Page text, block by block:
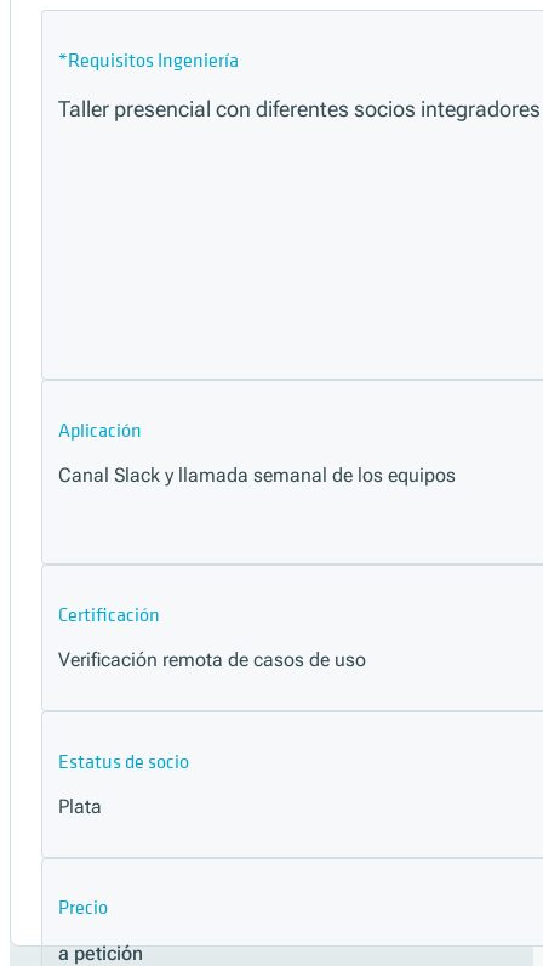
*Requisitos Ingeniería
Taller presencial con diferentes socios
Aplicación
Canal Slack y llamada semanal de los equipos
Certificación
Verificación remota de casos de uso
Estatus de socio
Plata
Precio
a petición